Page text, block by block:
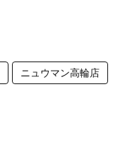
ニュウマン高輪店